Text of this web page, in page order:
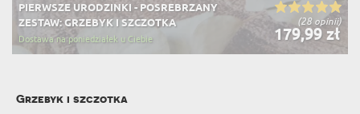
(28 opinii)
PIERWSZE URODZINKI - POSREBRZANY
ZESTAW: GRZEBYK I SZCZOTKA
179,99 zł
Dostawa na poniedziałek u Ciebie
Grzebyk i szczotka